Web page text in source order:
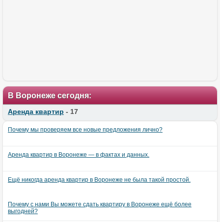
В Воронеже сегодня:
Аренда квартир - 17
Почему мы проверяем все новые предложения лично?
Аренда квартир в Воронеже — в фактах и данных.
Ещё никогда аренда квартир в Воронеже не была такой простой.
Почему с нами Вы можете сдать квартиру в Воронеже ещё более
выгодней?